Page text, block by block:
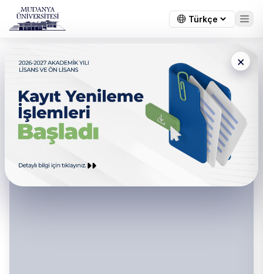
×
Mudanya Üniversitesi - Afet
Risk Yönetimi Koordinasyon
Birimi